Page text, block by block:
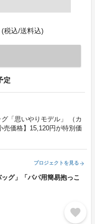
(税込/送料込)
定
「思いやりモデル」 （カ
価格】15,120円が特別価
プロジェクトを見る arrow_forward
グ」「パパ用簡易抱っこ
favorite